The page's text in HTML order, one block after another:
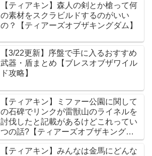
【ティアキン】森人の剣とか槍って何
の素材をスクラビルドするのがいい
の？【ティアーズオブザキングダム】
【3/22更新】序盤で手に入るおすすめ
武器・盾まとめ【ブレスオブザワイル
ド攻略】
【ティアキン】ミファー公園に関して
の石碑でリンクが雷獣山のライネルを
討伐したと記載があるけどこれってい
つの話?【ティアーズオブザキングダ
ム】
【ティアキン】みんなは金馬にどんな